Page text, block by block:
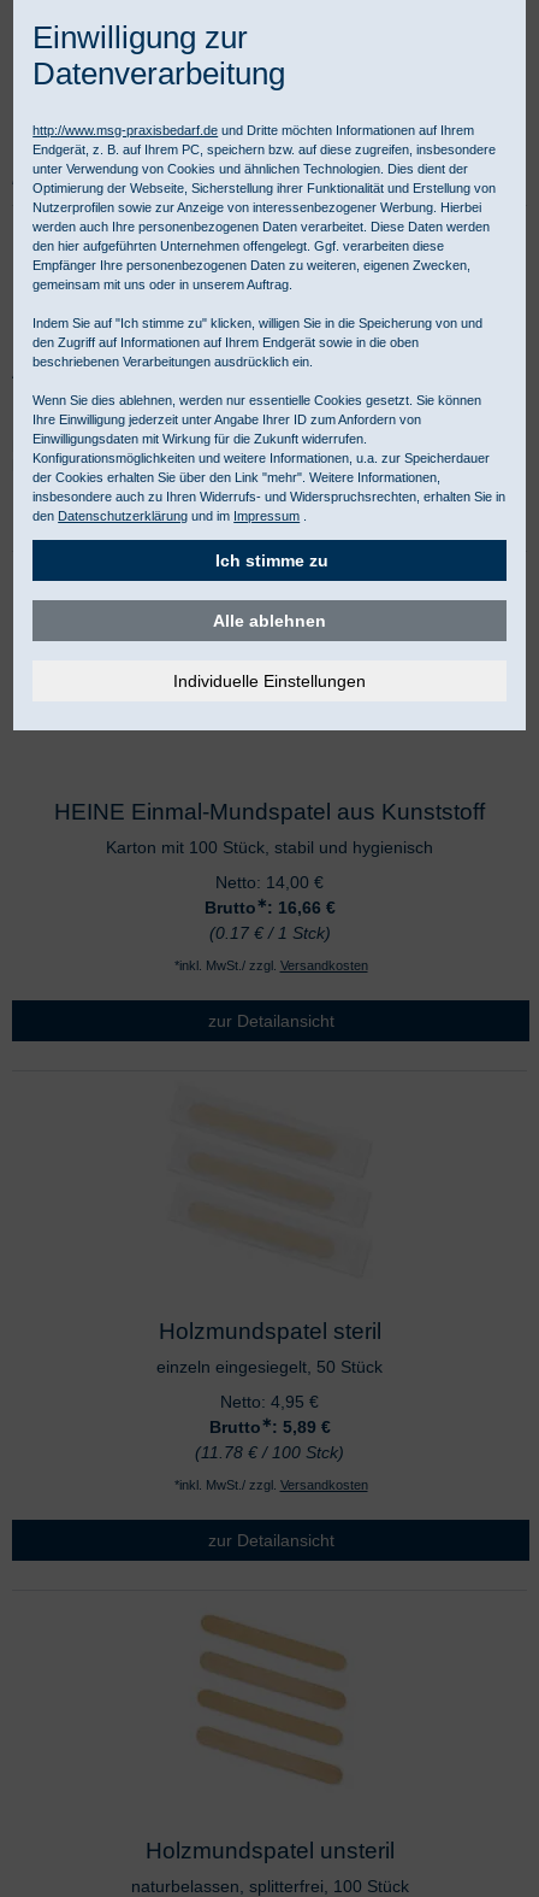
Praxisbedarf Shop Instrumente Einmalinstrumente Mundspatel
Mundspatel aus Holz oder Kunststoff
Mundspatel aus Holz oder Kunststoff für die Untersuchung im
Mund- und Rachenraum von Patienten benötigen Hausärzte, HNO-
Arzte und Internisten täglich. Für gewerbliche Kunden ist Kauf auf
Rechnung möglich.
Mundspatel steril und unsteril für den Einmalgebrauch -
Produktübersicht:
Auswahl
Produkte/Seitevor Produktliste
:
HEINE Einmal-Mundspatel aus Kunststoff
Karton mit 100 Stück, stabil und hygienisch
Netto: 14,00 €
Brutto∗: 16,66 €
(0.17 € / 1 Stck)
*inkl. MwSt./ zzgl. Versandkosten
zur Detailansicht
Holzmundspatel steril
einzeln eingesiegelt, 50 Stück
Netto: 4,95 €
Brutto∗: 5,89 €
(11.78 € / 100 Stck)
*inkl. MwSt./ zzgl. Versandkosten
zur Detailansicht
Holzmundspatel unsteril
naturbelassen, splitterfrei, 100 Stück
Einwilligung zur
Datenverarbeitung
http://www.msg-praxisbedarf.de und Dritte möchten Informationen auf Ihrem
Endgerät, z. B. auf Ihrem PC, speichern bzw. auf diese zugreifen, insbesondere
unter Verwendung von Cookies und ähnlichen Technologien. Dies dient der
Optimierung der Webseite, Sicherstellung ihrer Funktionalität und Erstellung von
Nutzerprofilen sowie zur Anzeige von interessenbezogener Werbung. Hierbei
werden auch Ihre personenbezogenen Daten verarbeitet. Diese Daten werden
den hier aufgeführten Unternehmen offengelegt. Ggf. verarbeiten diese
Empfänger Ihre personenbezogenen Daten zu weiteren, eigenen Zwecken,
gemeinsam mit uns oder in unserem Auftrag.
Indem Sie auf "Ich stimme zu" klicken, willigen Sie in die Speicherung von und
den Zugriff auf Informationen auf Ihrem Endgerät sowie in die oben
beschriebenen Verarbeitungen ausdrücklich ein.
Wenn Sie dies ablehnen, werden nur essentielle Cookies gesetzt. Sie können
Ihre Einwilligung jederzeit unter Angabe Ihrer ID zum Anfordern von
Einwilligungsdaten mit Wirkung für die Zukunft widerrufen.
Konfigurationsmöglichkeiten und weitere Informationen, u.a. zur Speicherdauer
der Cookies erhalten Sie über den Link "mehr". Weitere Informationen,
insbesondere auch zu Ihren Widerrufs- und Widerspruchsrechten, erhalten Sie in
den Datenschutzerklärung und im Impressum
Ich stimme zu
Alle ablehnen